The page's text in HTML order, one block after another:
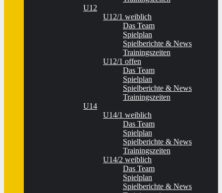
U12
U12/1 weiblich
Das Team
Spielplan
Spielberichte & News
Trainingszeiten
U12/1 offen
Das Team
Spielplan
Spielberichte & News
Trainingszeiten
U14
U14/1 weiblich
Das Team
Spielplan
Spielberichte & News
Trainingszeiten
U14/2 weiblich
Das Team
Spielplan
Spielberichte & News